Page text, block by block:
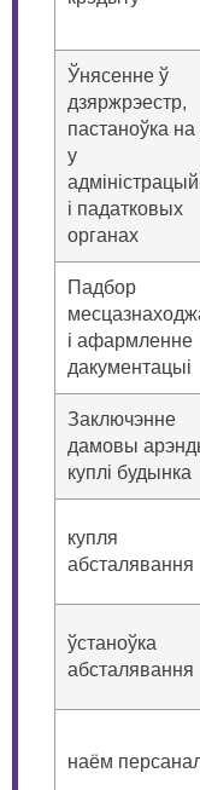
Ўнясенне ў
дзяржрэестр,
пастаноўка на
у
і падатковых
органах
Падбор
і афармленне
дакументацыі
Заключэнне
дамовы
куплі будынка
купля
абсталявання
ўстаноўка
абсталявання
наём